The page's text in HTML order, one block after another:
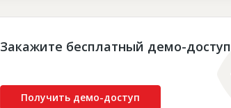
Закажите бесплатный демо-доступ
Получить демо-доступ